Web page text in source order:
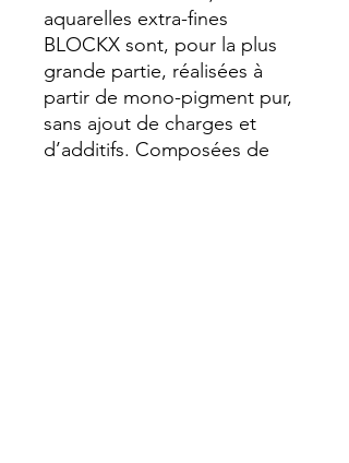
aquarelles extra-fines
BLOCKX sont, pour la plus
grande partie, réalisées à
partir de mono-pigment pur,
sans ajout de charges et
d’additifs. Composées de